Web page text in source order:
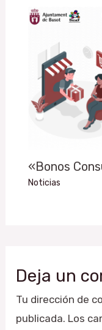
«Bonos
Noticias
Deja un
Tu dirección de
publicada. Los